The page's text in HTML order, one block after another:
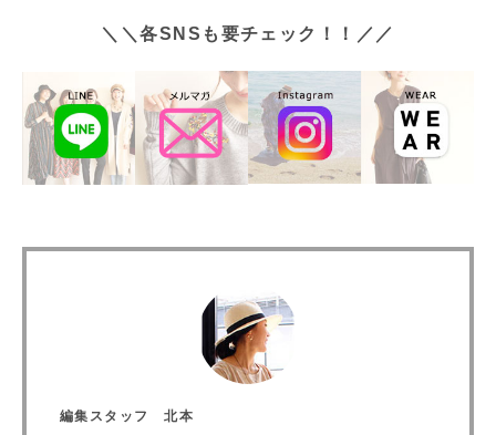
＼＼各SNSも要チェック！！／／
編集スタッフ 北本